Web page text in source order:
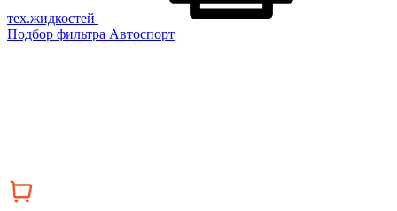
тех.жидкостей
Подбор фильтра Автоспорт